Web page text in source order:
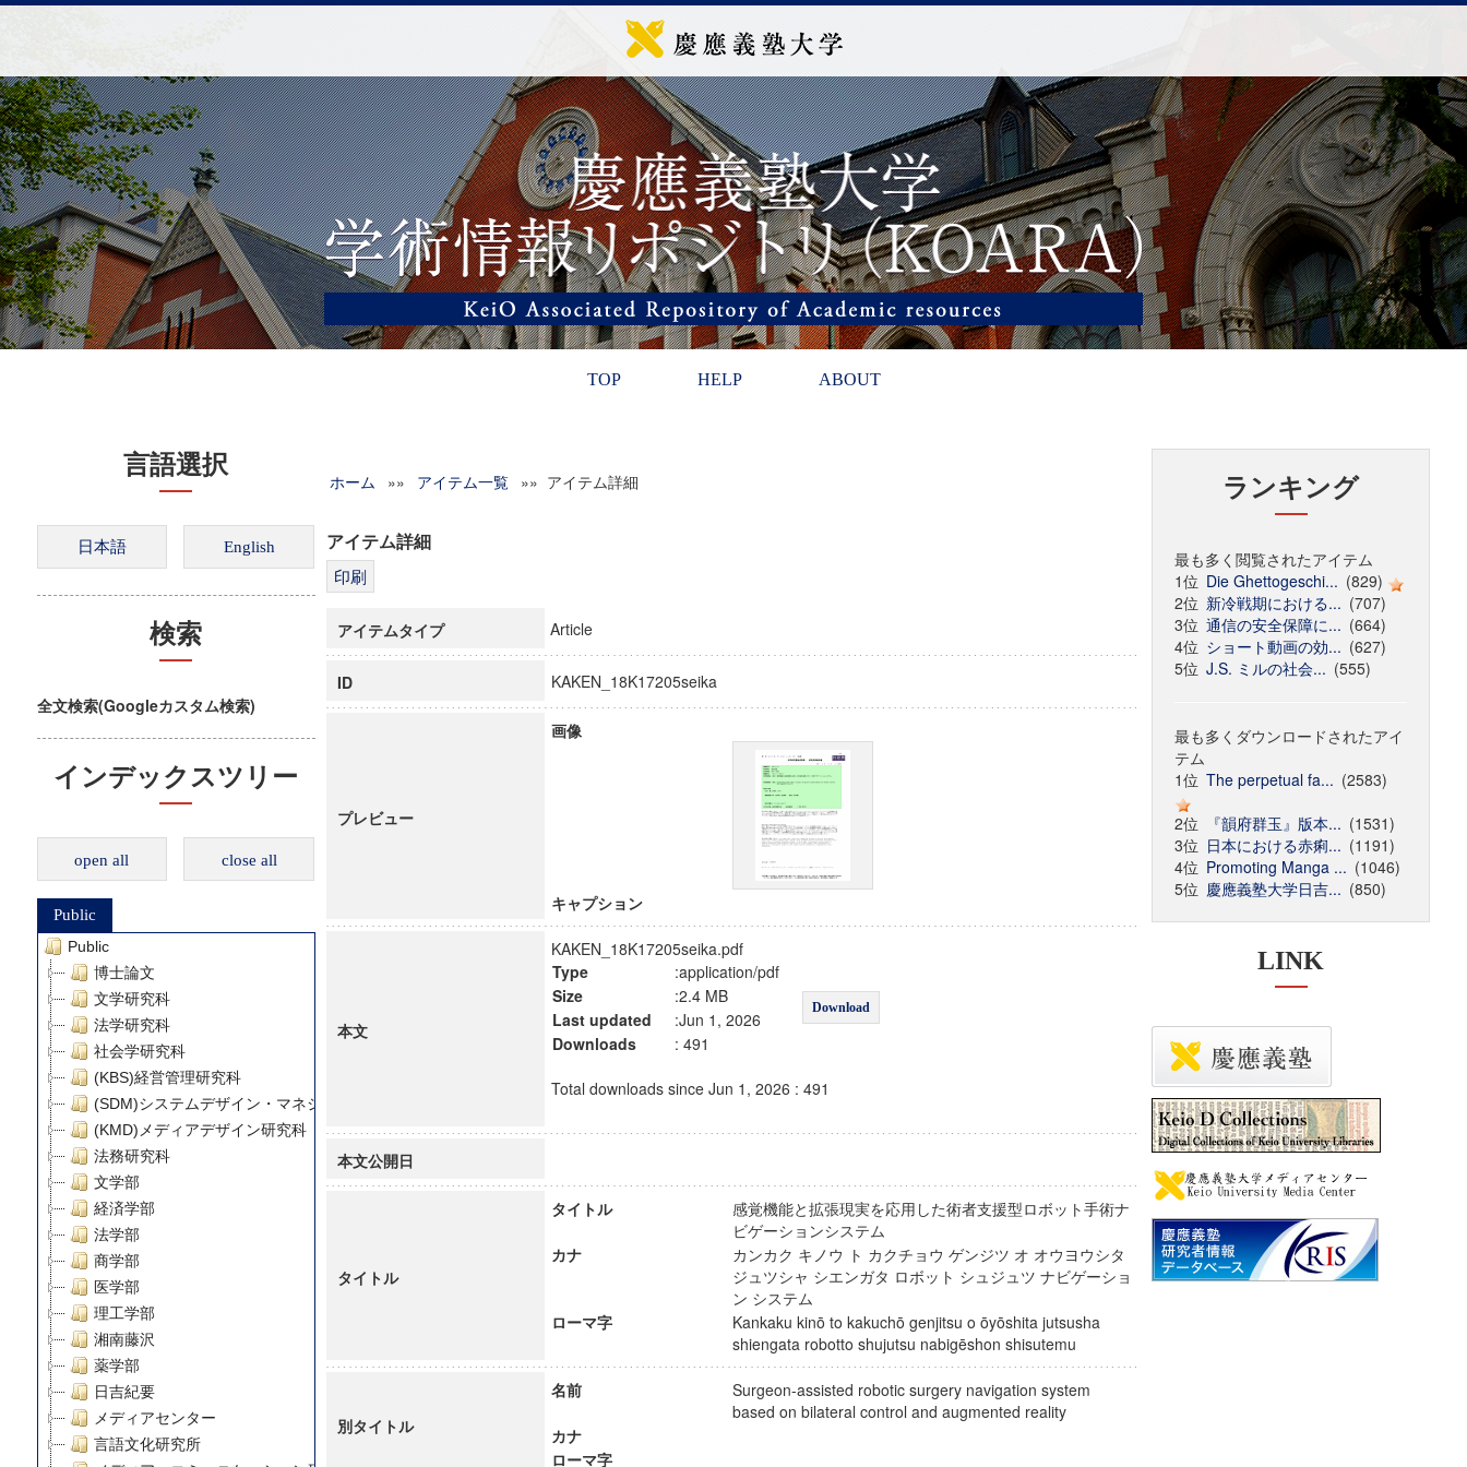
TOP HELP ABOUT
言語選択
検索
全文検索(Googleカスタム検索)
インデックスツリー
open all close all
Public
Public
博士論文
文学研究科
法学研究科
社会学研究科
(KBS)経営管理研究科
(SDM)システムデザイン・マネジメント研究科
(KMD)メディアデザイン研究科
法務研究科
文学部
経済学部
法学部
商学部
医学部
理工学部
湘南藤沢
薬学部
日吉紀要
メディアセンター
言語文化研究所
ホーム »» アイテム一覧 »» アイテム詳細
アイテム詳細
アイテムタイプ Article
ID KAKEN_18K17205seika
プレビュー
画像
キャプション
本文
KAKEN_18K17205seika.pdf
Type
:application/pdf
Download
Size
:2.4 MB
Last updated
:Jun 1, 2026
Downloads
: 491
Total downloads since Jun 1, 2026 : 491
本文公開日
タイトル
タイトル
感覚機能と拡張現実を応用した術者支援型ロボット手術ナ
ビゲーションシステム
カナ
カンカク キノウ ト カクチョウ ゲンジツ オ オウヨウシタ
ジュツシャ シエンガタ ロボット シュジュツ ナビゲーショ
ン システム
ローマ字
Kankaku kinō to kakuchō genjitsu o ōyōshita jutsusha
shiengata robotto shujutsu nabigēshon shisutemu
別タイトル
名前
Surgeon-assisted robotic surgery navigation system
based on bilateral control and augmented reality
カナ
ローマ字
ランキング
最も多く閲覧されたアイテム
1位 Die Ghettogeschi... (829)
2位 新冷戦期における... (707)
3位 通信の安全保障に... (664)
4位 ショート動画の効... (627)
5位 J.S. ミルの社会... (555)
最も多くダウンロードされたアイ
テム
1位 The perpetual fa... (2583)
2位
『韻府群玉』版本... (1531)
3位 日本における赤痢... (1191)
4位 Promoting Manga ... (1046)
5位 慶應義塾大学日吉... (850)
LINK